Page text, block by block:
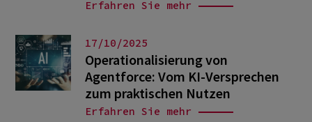
Erfahren Sie mehr
17/10/2025
Operationalisierung von
Agentforce: Vom KI-Versprechen
zum praktischen Nutzen
Erfahren Sie mehr